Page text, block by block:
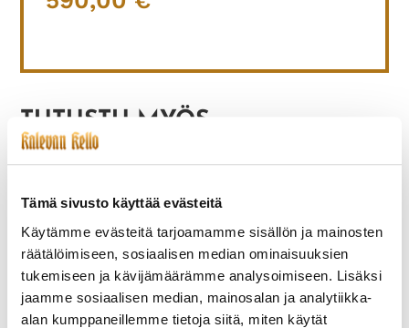
Tämä sivusto käyttää evästeitä
Käytämme evästeitä tarjoamamme sisällön ja mainosten
räätälöimiseen, sosiaalisen median ominaisuuksien
tukemiseen ja kävijämäärämme analysoimiseen. Lisäksi
jaamme sosiaalisen median, mainosalan ja analytiikka-
alan kumppaneillemme tietoja siitä, miten käytät
TUTUSTU MYÖS